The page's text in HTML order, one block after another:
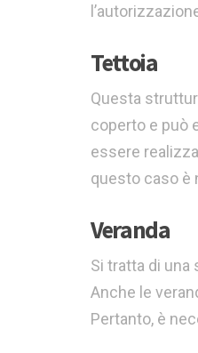
Tettoia
Questa
coperto e può
essere
questo caso è
Veranda
Si tratta di una
Anche le
Pertanto, è